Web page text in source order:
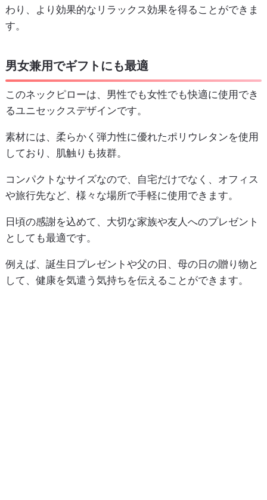
わり、より効果的なリラックス効果を得ることができま
す。
男女兼用でギフトにも最適
このネックピローは、男性でも女性でも快適に使用でき
るユニセックスデザインです。
素材には、柔らかく弾力性に優れたポリウレタンを使用
しており、肌触りも抜群。
コンパクトなサイズなので、自宅だけでなく、オフィス
や旅行先など、様々な場所で手軽に使用できます。
日頃の感謝を込めて、大切な家族や友人へのプレゼント
としても最適です。
例えば、誕生日プレゼントや父の日、母の日の贈り物と
して、健康を気遣う気持ちを伝えることができます。